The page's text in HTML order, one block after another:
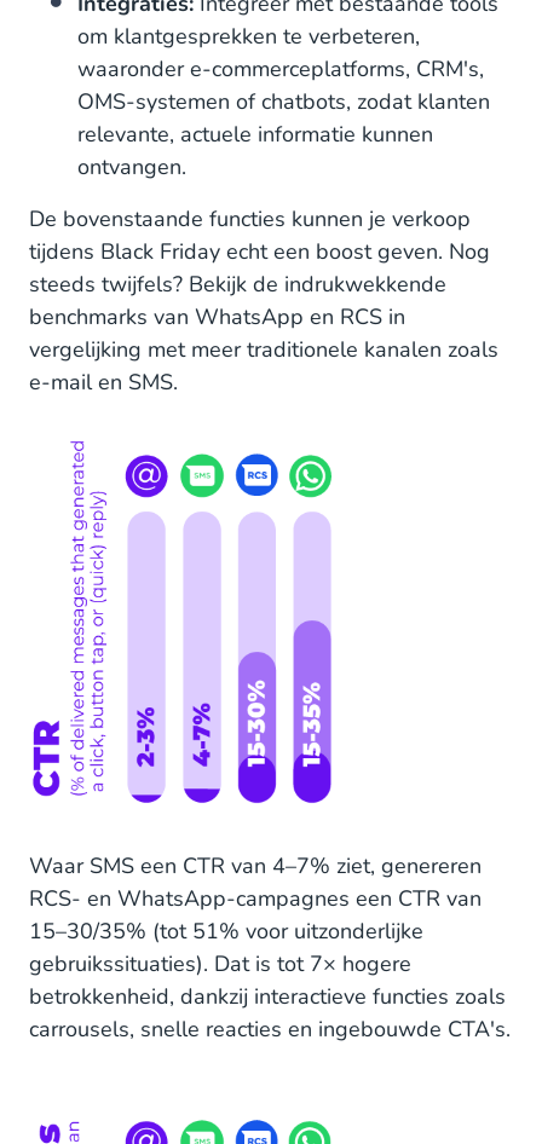
om klantgesprekken te verbeteren,
waaronder e-commerceplatforms, CRM's,
OMS-systemen of chatbots, zodat klanten
relevante, actuele informatie kunnen
ontvangen.
De bovenstaande functies kunnen je verkoop
tijdens Black Friday echt een boost geven. Nog
steeds twijfels? Bekijk de indrukwekkende
benchmarks van WhatsApp en RCS in
vergelijking met meer traditionele kanalen zoals
e-mail en SMS.
Waar SMS een CTR van 4–7% ziet, genereren
RCS- en WhatsApp-campagnes een CTR van
15–30/35% (tot 51% voor uitzonderlijke
gebruikssituaties). Dat is tot 7× hogere
betrokkenheid, dankzij interactieve functies zoals
carrousels, snelle reacties en ingebouwde CTA's.